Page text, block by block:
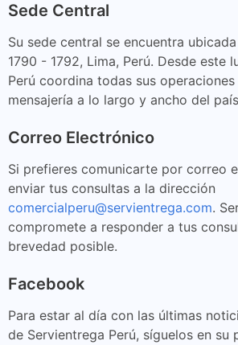
Sede Central
Su sede central se encuentra
1790 - 1792, Lima, Perú. Desde este
Perú coordina todas sus
mensajería a lo largo y ancho del
Correo Electrónico
Si prefieres comunicarte por correo
enviar tus consultas a la dirección
comercialperu@servientrega.com.
compromete a responder a tus
brevedad posible.
Facebook
Para estar al día con las últimas
de Servientrega Perú, síguelos en su